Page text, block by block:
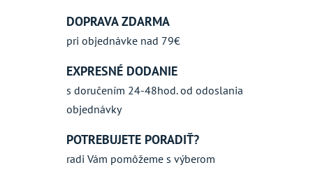
DOPRAVA ZDARMA
pri objednávke nad 79€
EXPRESNÉ DODANIE
s doručením 24-48hod. od odoslania
objednávky
POTREBUJETE PORADIŤ?
radi Vám pomôžeme s výberom